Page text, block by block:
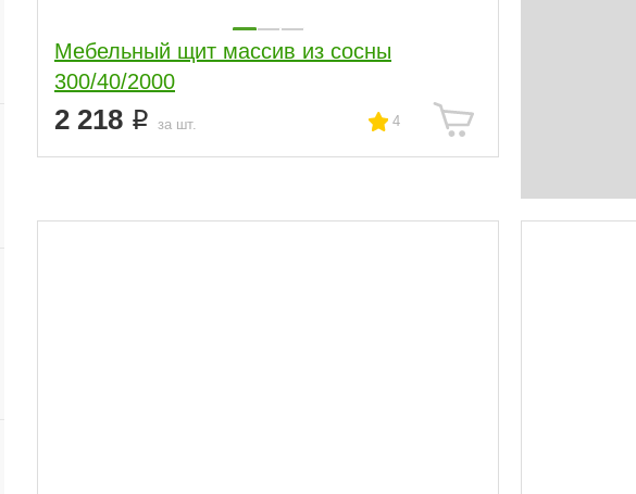
Мебельный щит массив из сосны
300/40/2000
2 218 за шт. 4